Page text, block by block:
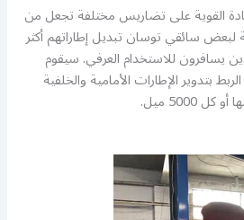
القوية على تضاريس مختلفة تجعل من
لبعض سائقي توسان تبديل إطاراتهم أكثر
يسافرون للاستخدام العرفي. سيقوم
بتدوير الإطارات الأمامية والخلفية
5000 ميل.